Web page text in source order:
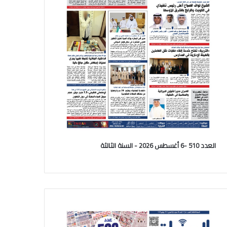
العدد 510 -6 أغسطس 2026 - السنة الثالثة